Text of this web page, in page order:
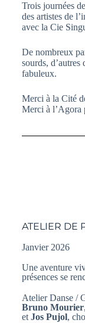
Trois journées
des artistes de
avec la Cie
De nombreux
sourds, d’autres
fabuleux.
Merci à la Cité
Merci à l’Agora
ATELIER DE
Janvier 2026
Une aventure
présences se
Atelier Danse /
Bruno Mourier
et Jos Pujol,